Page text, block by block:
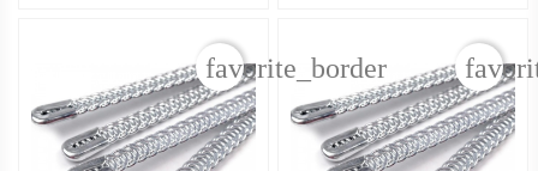
favorite_border